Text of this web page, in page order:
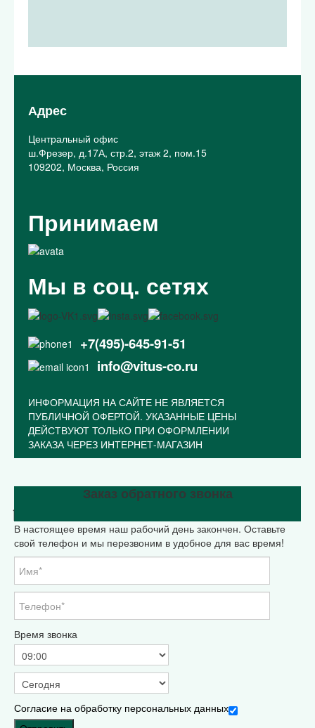
Адрес
Центральный офис
ш.Фрезер, д.17А, стр.2, этаж 2, пом.15
109202, Москва, Россия
Принимаем
Мы в соц. сетях
+7(495)-645-91-51
info@vitus-co.ru
ИНФОРМАЦИЯ НА САЙТЕ НЕ ЯВЛЯЕТСЯ
ПУБЛИЧНОЙ ОФЕРТОЙ. УКАЗАННЫЕ ЦЕНЫ
ДЕЙСТВУЮТ ТОЛЬКО ПРИ ОФОРМЛЕНИИ
ЗАКАЗА ЧЕРЕЗ ИНТЕРНЕТ-МАГАЗИН
Закрыть меню
Каталог
Оптовикам
МАСТЕР КЛАССЫ
Корпоративная символика
Статьи
Контакты
Заказ обратного звонка
В настоящее время наш рабочий день закончен. Оставьте
свой телефон и мы перезвоним в удобное для вас время!
Время звонка
Согласие на обработку персональных данных